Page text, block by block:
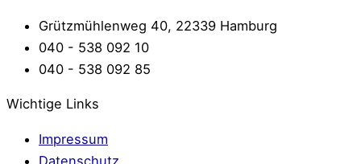
Grützmühlenweg 40, 22339 Hamburg
040 - 538 092 10
040 - 538 092 85
Wichtige Links
Impressum
Datenschutz